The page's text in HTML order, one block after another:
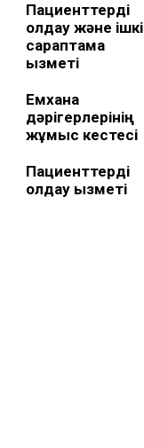
Пациенттерді
қолдау және ішкі
сараптама
қызметі
Емхана
дәрігерлерінің
жұмыс кестесі
Пациенттерді
қолдау қызметі